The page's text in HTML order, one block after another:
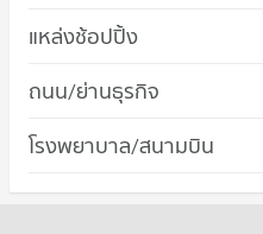
คอนโด ม.หอการค้าไทย
คอนโดให้เช่า ม.หอการค้าไทย
มีคอนโดให้เช่า 36,061 ประกาศ
ขายคอนโด ม.หอการค้าไทย
แหล่งช้อปปิ้ง
คอนโด ตลาดนัดจตุจักร
คอนโดให้เช่า ตลาดนัดจตุจักร
ถนน/ย่านธุรกิจ
คอนโด เขตพญาไท
คอนโดให้เช่า เขตพญาไท
โรงพยาบาล/สนามบิน
คอนโด รพ.พญาไท พหลโยธิน